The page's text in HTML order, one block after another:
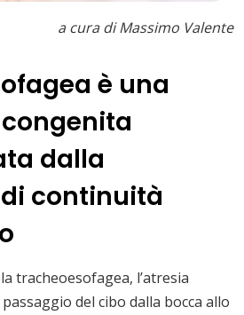
a cura di Massimo Valente
è una
dalla
continuità
tracheoesofagea, l’atresia
del cibo dalla bocca allo